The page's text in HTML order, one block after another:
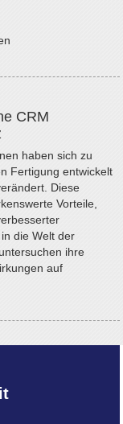
CRM
haben sich zu
Fertigung entwickelt
Diese
Vorteile,
die Welt der
ihre
auf